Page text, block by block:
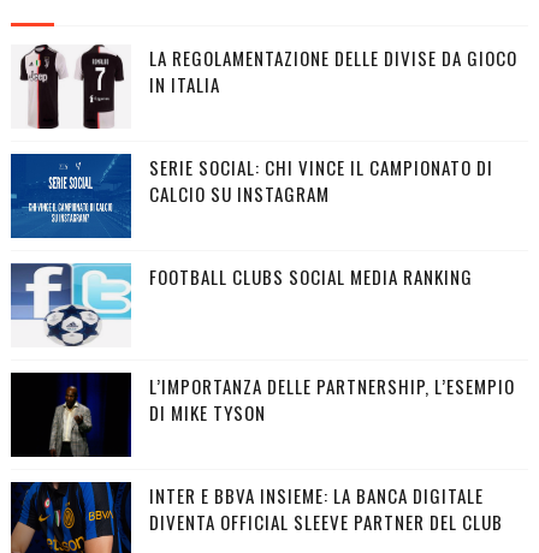
LA REGOLAMENTAZIONE DELLE DIVISE DA GIOCO
IN ITALIA
SERIE SOCIAL: CHI VINCE IL CAMPIONATO DI
CALCIO SU INSTAGRAM
FOOTBALL CLUBS SOCIAL MEDIA RANKING
L’IMPORTANZA DELLE PARTNERSHIP, L’ESEMPIO
DI MIKE TYSON
INTER E BBVA INSIEME: LA BANCA DIGITALE
DIVENTA OFFICIAL SLEEVE PARTNER DEL CLUB